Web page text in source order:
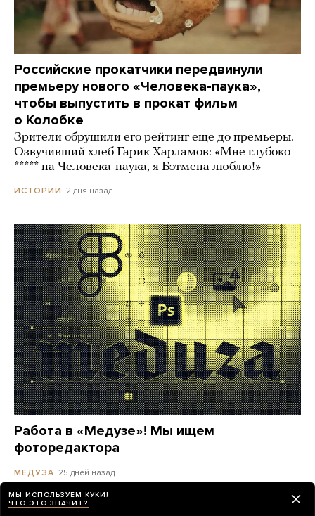
Российские прокатчики передвинули
премьеру нового «Человека-паука»,
чтобы выпустить в прокат фильм
о Колобке
Зрители обрушили его рейтинг еще до премьеры.
Озвучивший хлеб Гарик Харламов: «Мне глубоко
***** на Человека-паука, я Бэтмена люблю!»
ИСТОРИИ 2 дня назад
Работа в «Медузе»! Мы ищем
фоторедактора
МЕДУЗА 25 дней назад
МЫ ИСПОЛЬЗУЕМ КУКИ!
ЧТО ЭТО ЗНАЧИТ?